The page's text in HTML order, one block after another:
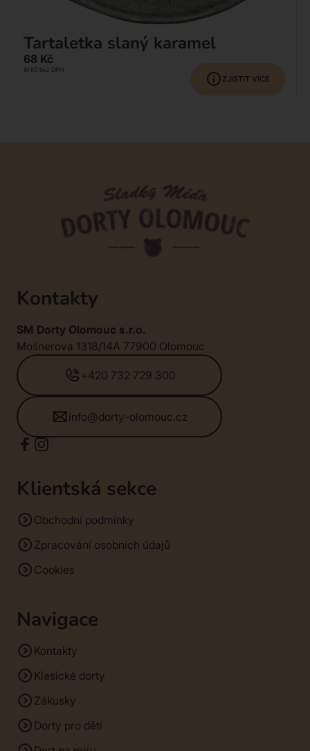
ZJISTIT VÍCE
Tartaletka slaný karamel
68 Kč
61 Kč bez DPH
Kontakty
SM Dorty Olomouc s.r.o.
Mošnerova 1318/14A 77900 Olomouc
+420 732 729 300
info@dorty-olomouc.cz
Klientská sekce
Obchodní podmínky
Zpracování osobních údajů
Cookies
Navigace
Kontakty
Klasické dorty
Zákusky
Dorty pro děti